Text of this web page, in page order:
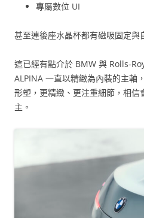
專屬數位 UI
甚至連後座水晶杯都有磁吸固定與
這已經有點介於 BMW 與 Rolls-
ALPINA 一直以精緻為內裝的主軸
形塑，更精緻、更注重細節，相信
主。